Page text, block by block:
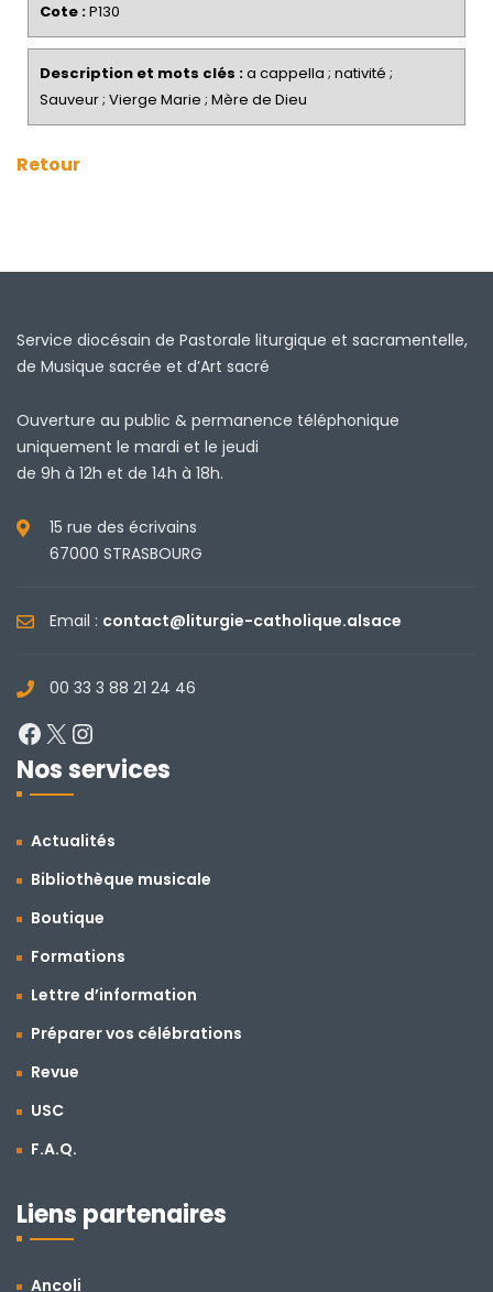
Cote :P130
Description et mots clés :a cappella ; nativité ;
Sauveur ; Vierge Marie ; Mère de Dieu
Retour
Service diocésain de Pastorale liturgique et sacramentelle,
de Musique sacrée et d’Art sacré
Ouverture au public & permanence téléphonique
uniquement le mardi et le jeudi
de 9h à 12h et de 14h à 18h.
15 rue des écrivains
67000 STRASBOURG
Email : contact@liturgie-catholique.alsace
00 33 3 88 21 24 46
Facebook
X
Nos services
Actualités
Bibliothèque musicale
Boutique
Formations
Lettre d’information
Préparer vos célébrations
Revue
USC
F.A.Q.
Liens partenaires
Ancoli